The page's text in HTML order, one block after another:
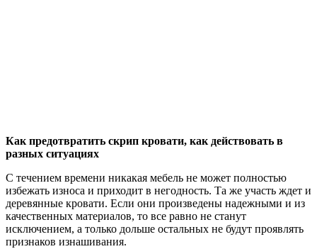
Как предотвратить скрип кровати, как действовать в
разных ситуациях
С течением времени никакая мебель не может полностью
избежать износа и приходит в негодность. Та же участь ждет и
деревянные кровати. Если они произведены надежными и из
качественных материалов, то все равно не станут
исключением, а только дольше остальных не будут проявлять
признаков изнашивания.